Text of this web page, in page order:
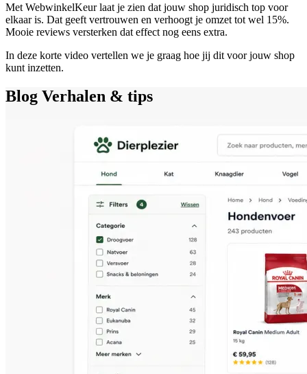
Met WebwinkelKeur laat je zien dat jouw shop juridisch top voor
elkaar is. Dat geeft vertrouwen en verhoogt je omzet tot wel 15%.
Mooie reviews versterken dat effect nog eens extra.
In deze korte video vertellen we je graag hoe jij dit voor jouw shop
kunt inzetten.
Blog Verhalen & tips